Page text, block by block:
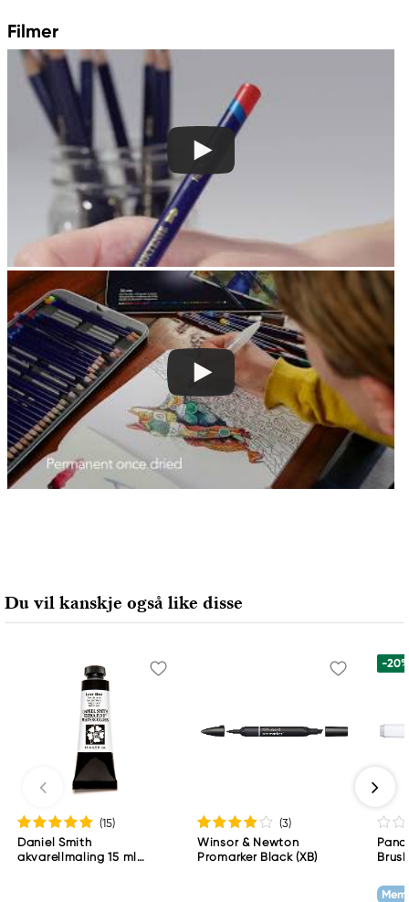
+49 711.81030
Filmer
Du vil kanskje også like disse
(15)
Daniel Smith
akvarellmaling 15 ml
(3)
Winsor & Newton
Promarker Black (XB)
-
grey